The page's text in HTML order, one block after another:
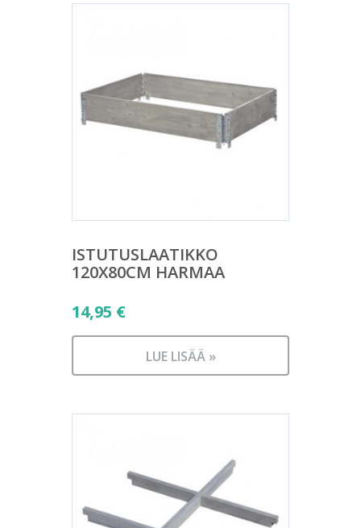
ISTUTUSLAATIKKO
120X80CM HARMAA
14,95 €
LUE LISÄÄ »